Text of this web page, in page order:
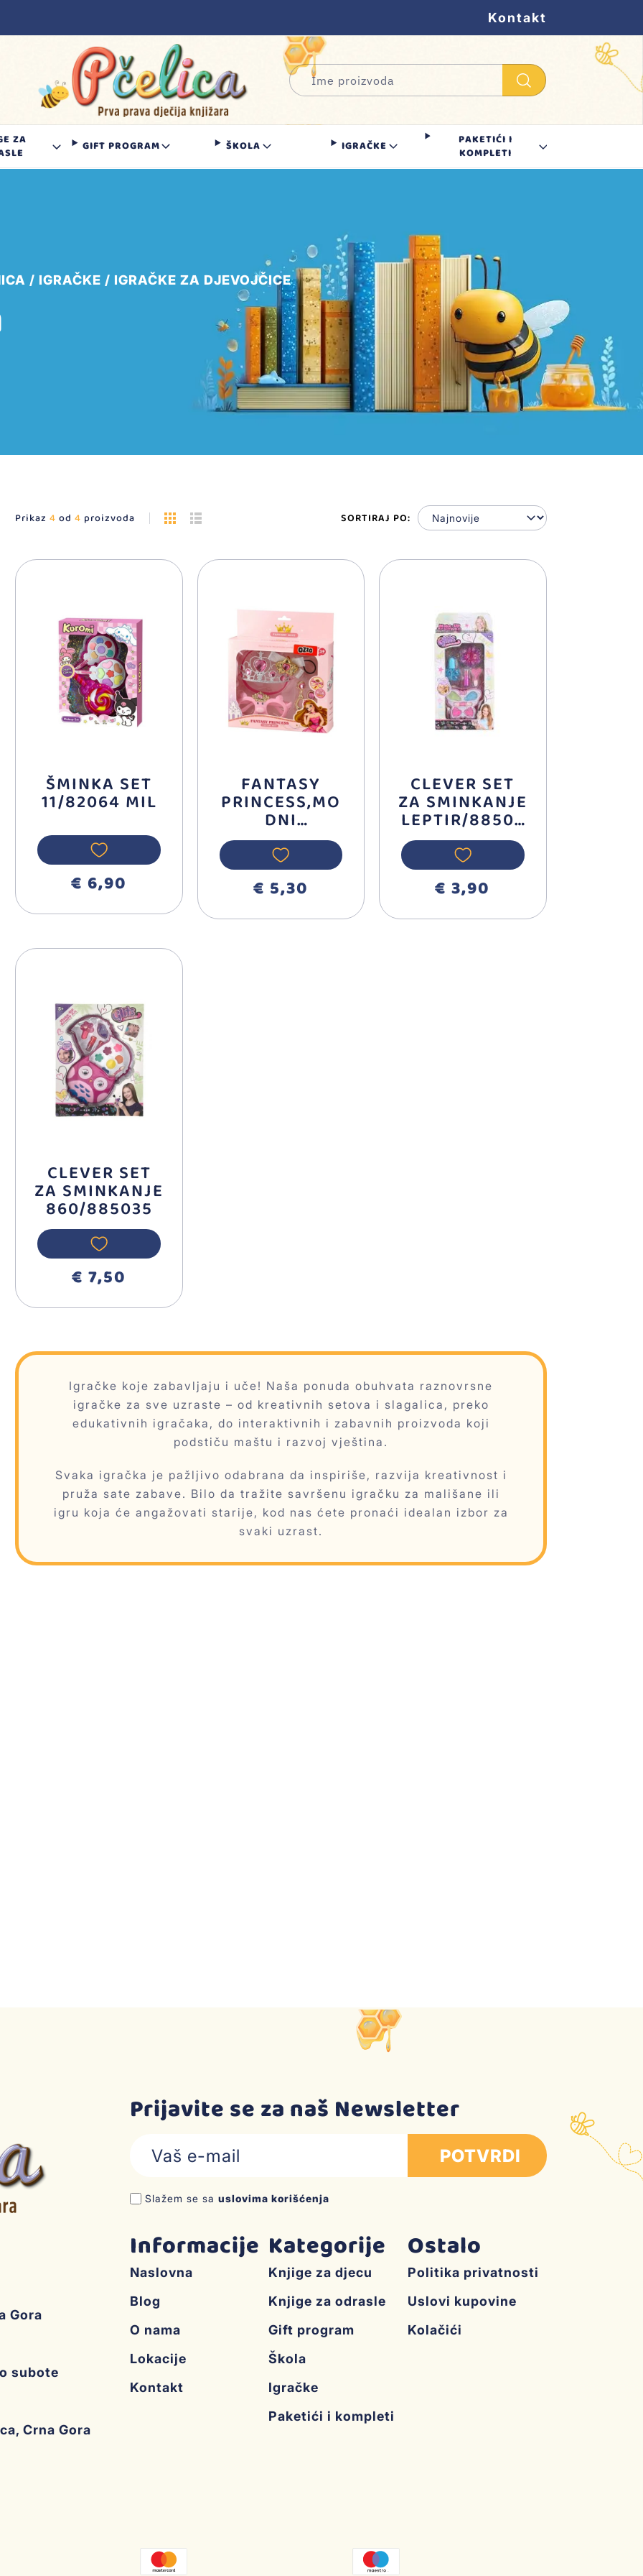
Kontakt
ZA
GIFT PROGRAM ŠKOLA IGRAČKE
PAKETIĆI I
KOMPLETI
IGRAČKE IGRAČKE ZA DJEVOJČICE
Prikaz4 od4 proizvoda SORTIRAJ PO:
ŠMINKA SET
11/82064 MIL
€ 6,90
FANTASY
PRINCESS,MO
DNI
DODACI,KRUN
A,MIKS 885218
€ 5,30
CLEVER SET
ZA SMINKANJE
LEPTIR/88503
6
€ 3,90
CLEVER SET
ZA SMINKANJE
860/885035
€ 7,50
Igračke koje zabavljaju i uče! Naša ponuda obuhvata raznovrsne
igračke za sve uzraste – od kreativnih setova i slagalica, preko
edukativnih igračaka, do interaktivnih i zabavnih proizvoda koji
podstiču maštu i razvoj vještina.
Svaka igračka je pažljivo odabrana da inspiriše, razvija kreativnost i
pruža sate zabave. Bilo da tražite savršenu igračku za mališane ili
igru koja će angažovati starije, kod nas ćete pronaći idealan izbor za
svaki uzrast.
Gora
subote
Crna Gora
Prijavite se za naš Newsletter
POTVRDI
Slažem se sa uslovima korišćenja
Informacije
Naslovna
Blog
O nama
Lokacije
Kontakt
Kategorije
Knjige za djecu
Knjige za odrasle
Gift program
Škola
Igračke
Paketići i kompleti
Ostalo
Politika privatnosti
Uslovi kupovine
Kolačići